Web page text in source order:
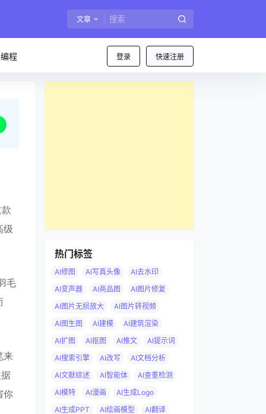
文章
登录 快速注册
程
级
毛
来
你
热门标签
AI修图 AI写真头像
AI去水印
AI变声器
AI商品图
AI图片修复
AI图片无损放大
AI图片转视频
AI图生图
AI建模
AI建筑渲染
AI扩图
AI抠图 AI推文
AI提示词
AI搜索引擎
AI改写
AI文档分析
AI文献综述
AI智能体
AI查重检测
AI模特
AI漫画
AI生成Logo
AI生成PPT
AI绘画模型
AI翻译